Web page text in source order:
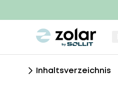
zolar logo
Inhaltsverzeichnis